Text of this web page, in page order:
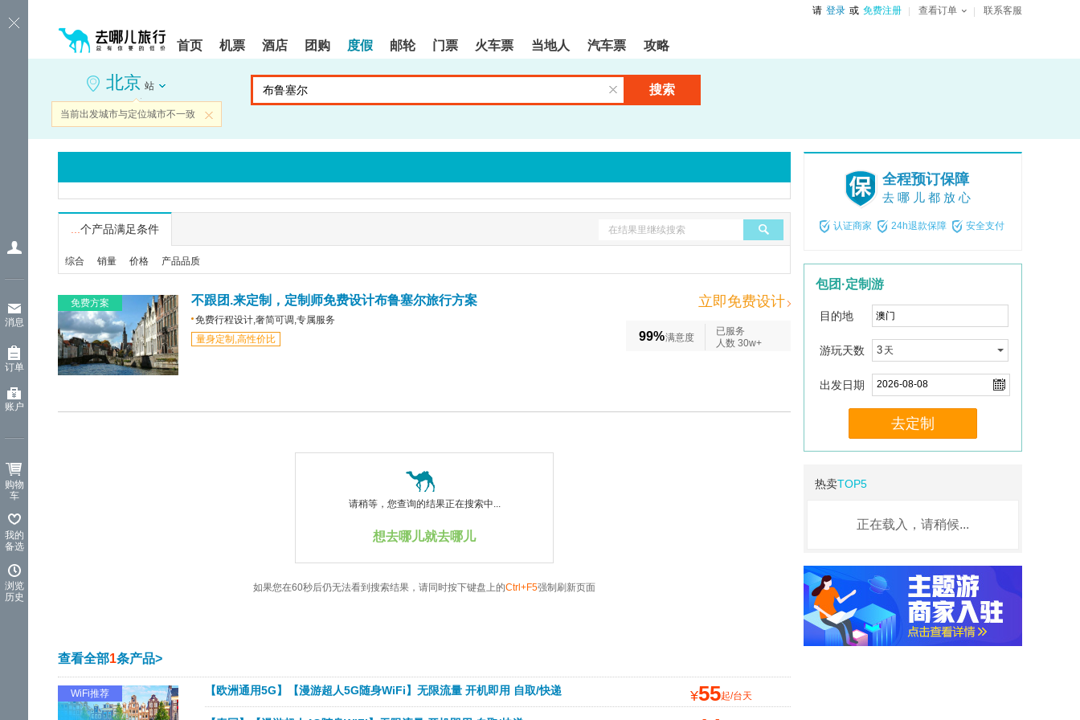
按
式
您
站
航
区,
区
含
模
按
下
Tab
键
浏
览
请 登录 或 免费注册 查看订单 联系客服
首页 机票 酒店 团购 度假 邮轮 门票 火车票 当地人 汽车票 攻略
您
站
航
区
北京 站
关闭
当前出发城市与定位城市不一致
搜索
全程预订保障
去哪儿都放心
认证商家 24h退款保障 安全支付
包团·定制游
目的地
游玩天数 3 天
出发日期
去定制
热卖TOP5
正在载入，请稍候...
个产品满足条件 在结果里继续搜索
综合 销量 价格 产品品质
免费方案 不跟团.来定制，定制师免费设计布鲁塞尔旅行方案
免费行程设计,奢简可调,专属服务
量身定制,高性价比
立即免费设计
99%满意度
已服务
人数 30w+
请稍等，您查询的结果正在搜索中...
想去哪儿就去哪儿
如果您在60秒后仍无法看到搜索结果，请同时按下键盘上的Ctrl+F5强制刷新页面
查看全部1条产品>
WiFi推荐 【欧洲通用5G】【漫游超人5G随身WiFi】无限流量 开机即用 自取/快递 ¥55起/台天
消息
订单
账户
购物
车
我的
备选
浏览
历史